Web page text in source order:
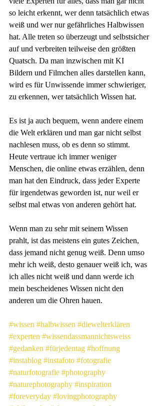
so leicht erkennt, wer denn tatsächlich etwas
weiß und wer nur gefährliches Halbwissen
hat. Alle treten so überzeugt und selbstsicher
auf und verbreiten teilweise den größten
Quatsch. Da man inzwischen mit KI
Bildern und Filmchen alles darstellen kann,
wird es für Unwissende immer schwieriger,
zu erkennen, wer tatsächlich Wissen hat.
Es ist ja auch bequem, wenn andere einem
die Welt erklären und man gar nicht selbst
nachlesen muss, ob es denn so stimmt.
Heute vertraue ich immer weniger
Menschen, die online etwas erzählen, denn
man hat den Eindruck, dass jeder Experte
für irgendetwas geworden ist, nur weil er
selbst mal etwas von anderen gehört hat.
Wenn man zu sehr mit seinem Wissen
prahlt, ist das meistens ein gutes Zeichen,
dass jemand nicht genug weiß. Denn umso
mehr ich weiß, desto genauer weiß ich, was
ich alles nicht weiß und dann werde ich
mein bescheidenes Wissen nicht den
anderen um die Ohren hauen.
#wissen #halbwissen #diewelterklären
#experten #wissendassmannichtsweiss
#gedanken #fürjedentag #hoffnung
#instablog #instafoto #fotografie
#naturfotografie #photography
#naturephotography #inspiration
#foreveryday #lovingphotography